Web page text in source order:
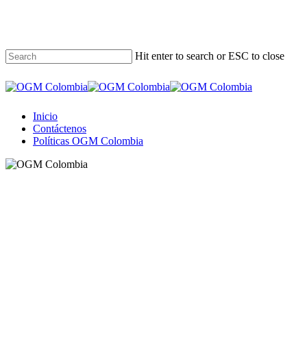
content
Hit enter to search or ESC to close
Close
Menu
Inicio
Contáctenos
Políticas OGM Colombia